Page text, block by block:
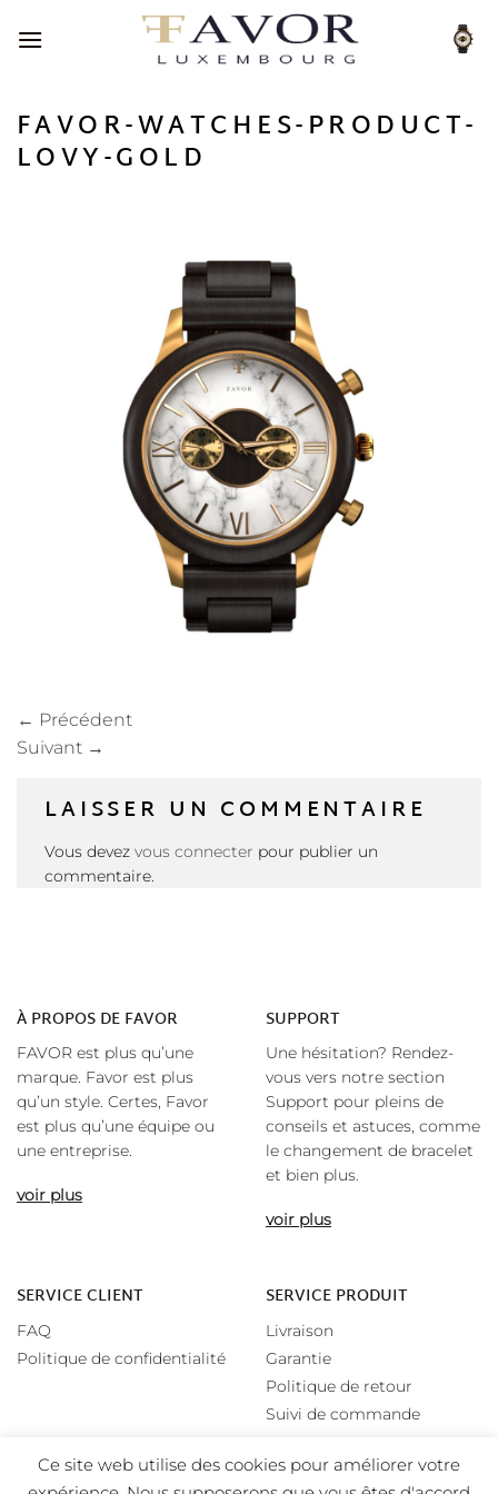
au
FAVOR-WATCHES-PRODUCT-
LOVY-GOLD
← Précédent
Suivant →
LAISSER UN COMMENTAIRE
Vous devez vous connecter pour publier un
commentaire.
À PROPOS DE FAVOR
FAVOR est plus qu’une
marque. Favor est plus
qu’un style. Certes, Favor
est plus qu’une équipe ou
une entreprise.
voir plus
SUPPORT
Une hésitation? Rendez-
vous vers notre section
Support pour pleins de
conseils et astuces, comme
le changement de bracelet
et bien plus.
voir plus
SERVICE CLIENT
FAQ
Politique de confidentialité
SERVICE PRODUIT
Livraison
Garantie
Politique de retour
Suivi de commande
Ce site web utilise des cookies pour améliorer votre